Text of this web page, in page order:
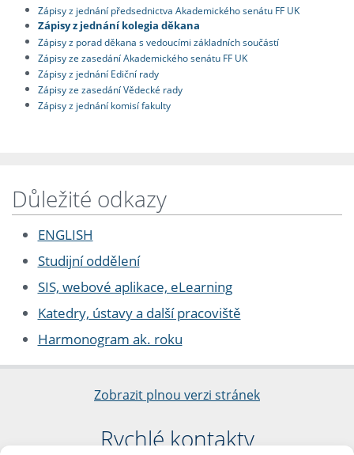
Zápisy z jednání předsednictva Akademického senátu FF UK
Zápisy z jednání kolegia děkana
Zápisy z porad děkana s vedoucími základních součástí
Zápisy ze zasedání Akademického senátu FF UK
Zápisy z jednání Ediční rady
Zápisy ze zasedání Vědecké rady
Zápisy z jednání komisí fakulty
Důležité odkazy
ENGLISH
Studijní oddělení
SIS, webové aplikace, eLearning
Katedry, ústavy a další pracoviště
Harmonogram ak. roku
Zobrazit plnou verzi stránek
Rychlé kontakty